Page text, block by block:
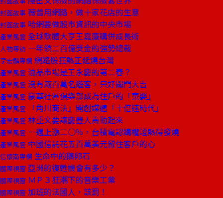
封面故事 薇普用網路，做十家花店的生意
封面故事 哈網要做股市資訊的中央市場
產業風雲 全球軟體大亨王嘉廉購併成長術
人物專訪 一年領二百億獎金的強勢總裁
李宏麟專欄 網路股狂熱正延燒台灣
產業風雲 油品市場是王永慶的第二春？
產業風雲 沒有兩百萬名遊客，只好關門大吉
產業風雲 豪華社區俱樂部成為住戶的「棄嬰」
產業風雲 「角川商法」開創媒體「十倍速時代」
產業風雲 林重文要讓慶豐人壽動起來
產業風雲 一週上漲二○％，台積電認購權證熱得發燒
產業風雲 中國信託花五百萬美元留住客戶的心
信懷南專欄 生命中的鵝卵石
國際視窗 亞洲的復甦機會有多少？
國際視窗 ＭＰ３狂潮下的音樂工業
國際視窗 加班的法國人，該罰！